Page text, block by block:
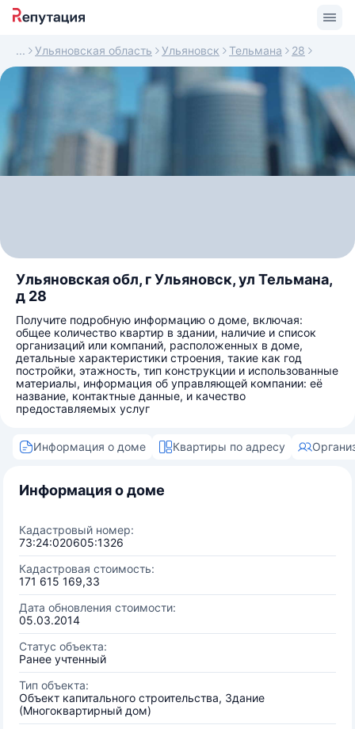
Ульяновская область Ульяновск Тельмана 28
Ульяновская обл, г Ульяновск, ул Тельмана,
д 28
Получите подробную информацию о доме, включая:
общее количество квартир в здании, наличие и список
организаций или компаний, расположенных в доме,
детальные характеристики строения, такие как год
постройки, этажность, тип конструкции и использованные
материалы, информация об управляющей компании: её
название, контактные данные, и качество
предоставляемых услуг
Информация о доме Квартиры по адресу
Информация о доме
Кадастровый номер:
73:24:020605:1326
Кадастровая стоимость:
171 615 169,33
Дата обновления стоимости:
05.03.2014
Статус объекта:
Ранее учтенный
Тип объекта:
Объект капитального строительства, Здание
(Многоквартирный дом)